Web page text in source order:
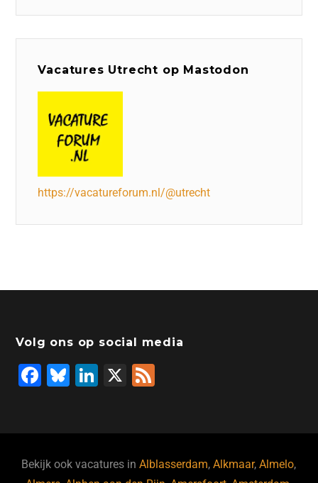
Vacatures Utrecht op Mastodon
https://vacatureforum.nl/@utrecht
Volg ons op social media
F
b
Bl
ky
Li
dI
X
Bekijk ook vacatures inAlblasserdam,Alkmaar,Almelo,